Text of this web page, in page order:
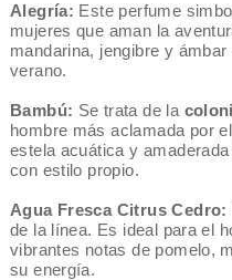
Alegría: Este perfume
mujeres que aman la
mandarina, jengibre y
verano.
Bambú: Se trata de la
hombre más aclamada por
estela acuática y
con estilo propio.
Agua Fresca Citrus Cedro:
de la línea. Es ideal para el
vibrantes notas de pomelo,
su energía.